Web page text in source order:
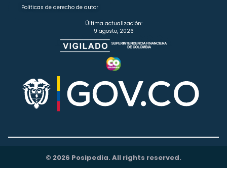
Políticas de derecho de autor
Última actualización:
9 agosto, 2026
© 2026 Posipedia. All rights reserved.